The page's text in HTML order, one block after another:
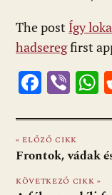
The post Így
hadseregfirst
F
e
b
o
Vi
er
s
A
« ELŐZŐ CIKK
Frontok, vádak
KÖVETKEZŐ CIKK »